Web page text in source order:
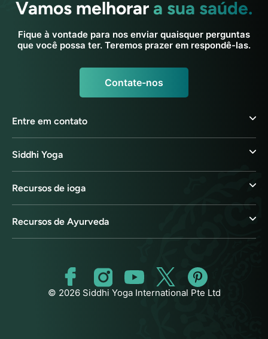
Vamos melhorar a sua saúde.
Fique à vontade para nos enviar quaisquer perguntas
que você possa ter. Teremos prazer em respondê-las.
Contate-nos
Entre em contato
Siddhi Yoga
Recursos de ioga
Recursos de Ayurveda
© 2026 Siddhi Yoga International Pte Ltd